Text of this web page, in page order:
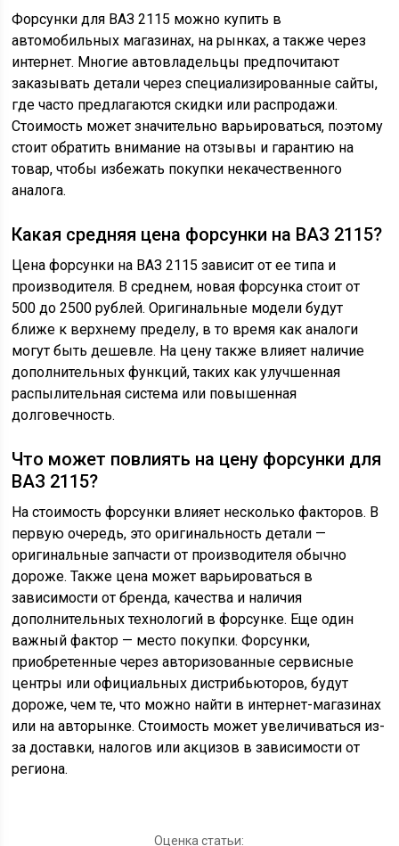
Форсунки для ВАЗ 2115 можно купить в
автомобильных магазинах, на рынках, а также через
интернет. Многие автовладельцы предпочитают
заказывать детали через специализированные сайты,
где часто предлагаются скидки или распродажи.
Стоимость может значительно варьироваться, поэтому
стоит обратить внимание на отзывы и гарантию на
товар, чтобы избежать покупки некачественного
аналога.
Какая средняя цена форсунки на ВАЗ 2115?
Цена форсунки на ВАЗ 2115 зависит от ее типа и
производителя. В среднем, новая форсунка стоит от
500 до 2500 рублей. Оригинальные модели будут
ближе к верхнему пределу, в то время как аналоги
могут быть дешевле. На цену также влияет наличие
дополнительных функций, таких как улучшенная
распылительная система или повышенная
долговечность.
Что может повлиять на цену форсунки для
ВАЗ 2115?
На стоимость форсунки влияет несколько факторов. В
первую очередь, это оригинальность детали —
оригинальные запчасти от производителя обычно
дороже. Также цена может варьироваться в
зависимости от бренда, качества и наличия
дополнительных технологий в форсунке. Еще один
важный фактор — место покупки. Форсунки,
приобретенные через авторизованные сервисные
центры или официальных дистрибьюторов, будут
дороже, чем те, что можно найти в интернет-магазинах
или на авторынке. Стоимость может увеличиваться из-
за доставки, налогов или акцизов в зависимости от
региона.
Оценка статьи: